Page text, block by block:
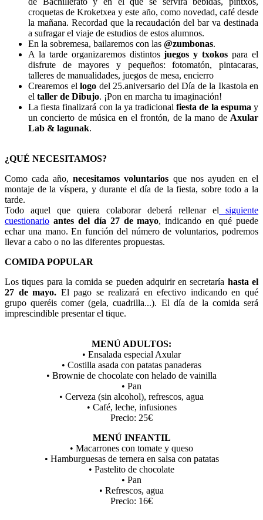
croquetas de Kroketxea y este año, como novedad, café desde
la mañana. Recordad que la recaudación del bar va destinada
a sufragar el viaje de estudios de estos alumnos.
En la sobremesa, bailaremos con las @zumbonas.
A la tarde organizaremos distintosjuegos y txokos para el
disfrute de mayores y pequeños: fotomatón, pintacaras,
talleres de manualidades, juegos de mesa, encierro
Crearemos el logo del 25.aniversario del Día de la Ikastola en
el taller de Dibujo. ¡Pon en marcha tu imaginación!
La fiesta finalizará con la ya tradicionalfiesta de la espuma y
un concierto de música en el frontón, de la mano de Axular
Lab & lagunak.
¿QUÉ NECESITAMOS?
Como cada año,necesitamos voluntarios que nos ayuden en el
montaje de la víspera, y durante el día de la fiesta, sobre todo a la
tarde.
Todo aquel que quiera colaborar deberá rellenar el siguiente
cuestionario antes del día 27 de mayo, indicando en qué puede
echar una mano. En función del número de voluntarios, podremos
llevar a cabo o no las diferentes propuestas.
COMIDA POPULAR
Los tiques para la comida se pueden adquirir en secretaría hasta el
27 de mayo. El pago se realizará en efectivo indicando en qué
grupo queréis comer (gela, cuadrilla...). El día de la comida será
imprescindible presentar el tique.
MENÚ ADULTOS:
• Ensalada especial Axular
• Costilla asada con patatas panaderas
• Brownie de chocolate con helado de vainilla
• Pan
• Cerveza (sin alcohol), refrescos, agua
• Café, leche, infusiones
Precio: 25€
MENÚ INFANTIL
• Macarrones con tomate y queso
• Hamburguesas de ternera en salsa con patatas
• Pastelito de chocolate
• Pan
• Refrescos, agua
Precio: 16€